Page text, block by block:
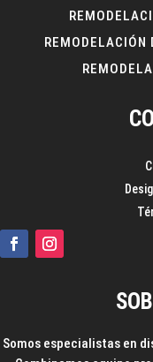
REMODELACIÓN
Somos especialistas en